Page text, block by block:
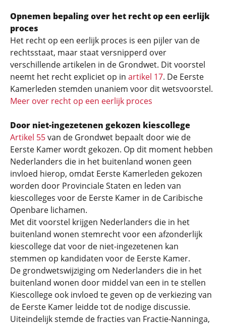
Opnemen bepaling over het recht op een eerlijk
proces
Het recht op een eerlijk proces is een pijler van de
rechtsstaat, maar staat versnipperd over
verschillende artikelen in de Grondwet. Dit voorstel
neemt het recht expliciet op in artikel 17. De Eerste
Kamerleden stemden unaniem voor dit wetsvoorstel.
Meer over recht op een eerlijk proces
Door niet-ingezetenen gekozen kiescollege
Artikel 55van de Grondwet bepaalt door wie de
Eerste Kamer wordt gekozen. Op dit moment hebben
Nederlanders die in het buitenland wonen geen
invloed hierop, omdat Eerste Kamerleden gekozen
worden door Provinciale Staten en leden van
kiescolleges voor de Eerste Kamer in de Caribische
Openbare lichamen.
Met dit voorstel krijgen Nederlanders die in het
buitenland wonen stemrecht voor een afzonderlijk
kiescollege dat voor de niet-ingezetenen kan
stemmen op kandidaten voor de Eerste Kamer.
De grondwetswijziging om Nederlanders die in het
buitenland wonen door middel van een in te stellen
Kiescollege ook invloed te geven op de verkiezing van
de Eerste Kamer leidde tot de nodige discussie.
Uiteindelijk stemde de fracties van Fractie-Nanninga,